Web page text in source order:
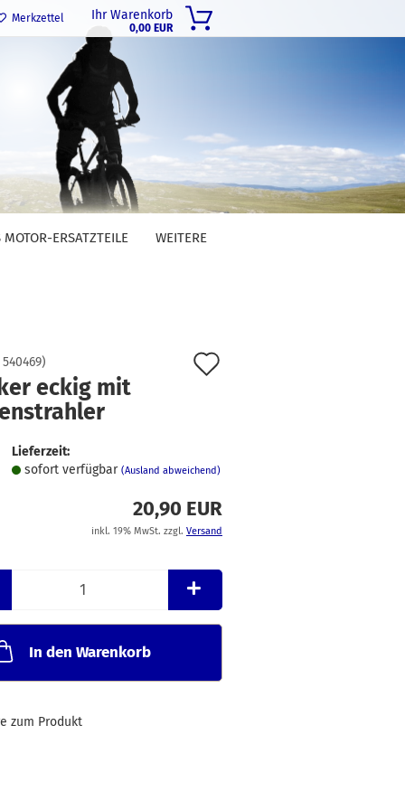
Merkzettel Ihr Warenkorb
0,00 EUR
MOTOR-ERSATZTEILE WEITERE
540469)
eckig mit
Lieferzeit:
sofort verfügbar (Ausland abweichend)
20,90 EUR
inkl. 19% MwSt. zzgl. Versand
In den Warenkorb
zum Produkt